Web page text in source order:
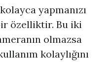
yapmanızı
özelliktir. Bu iki
olmazsa
kolaylığını